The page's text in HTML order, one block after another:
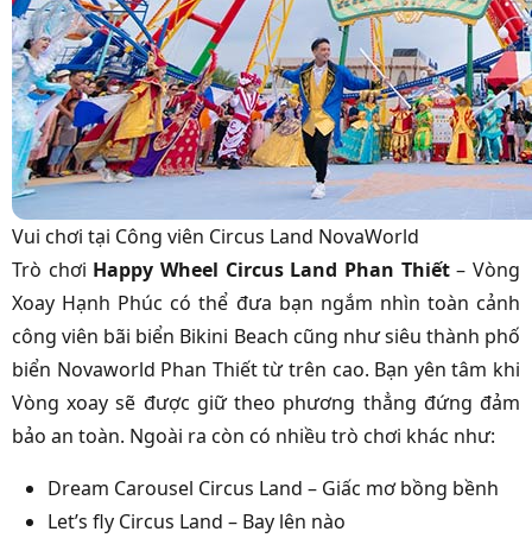
Vui chơi tại Công viên Circus Land NovaWorld
Trò chơi Happy Wheel Circus Land Phan Thiết– Vòng
Xoay Hạnh Phúc có thể đưa bạn ngắm nhìn toàn cảnh
công viên bãi biển Bikini Beach cũng như siêu thành phố
biển Novaworld Phan Thiết từ trên cao. Bạn yên tâm khi
Vòng xoay sẽ được giữ theo phương thẳng đứng đảm
bảo an toàn. Ngoài ra còn có nhiều trò chơi khác như:
Dream Carousel Circus Land – Giấc mơ bồng bềnh
Let’s fly Circus Land – Bay lên nào